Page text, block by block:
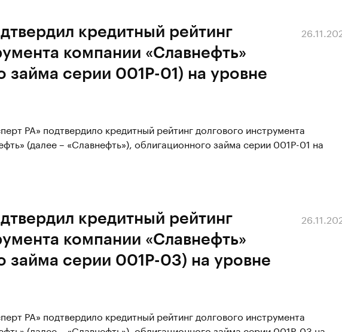
кредитный рейтинг
компании «Славнефть»
займа серии 001Р-01) на уровне
РА» подтвердило кредитный рейтинг долгового инструмента
(далее – «Славнефть»), облигационного займа серии 001Р-01 на
кредитный рейтинг
компании «Славнефть»
займа серии 001Р-03) на уровне
РА» подтвердило кредитный рейтинг долгового инструмента